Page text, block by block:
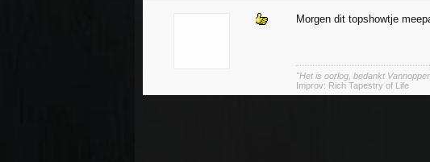
Morgen dit topshowtje
"Het is oorlog, bedankt
Improv: Rich Tapestry of Life